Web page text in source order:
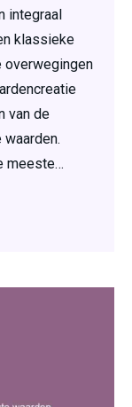
integraal
klassieke
overwegingen
van de
meeste…